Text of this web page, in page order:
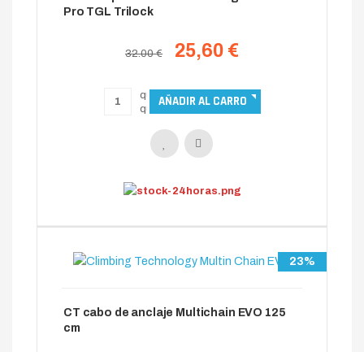
Pro TGL Trilock
32.00 € 25,60 €
23%
CT cabo de anclaje Multichain EVO 125
cm